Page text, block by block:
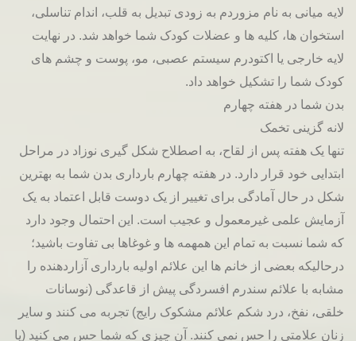
لایه میانی به نام مزوردم به زودی تبدیل به قلب، اندام تناسلی،
استخوان ها، کلیه ها و عضلات کودک شما خواهد شد. در نهایت
لایه خارجی یا اکتودرم سیستم عصبی، مو، پوست و چشم های
کودک شما را تشکیل خواهد داد.
بدن شما در هفته چهارم
لانه گزینی تخمک
تنها یک هفته پس از لقاح، به اصطلاح شکل گیری نوزاد در مراحل
ابتدایی خود قرار دارد. در هفته چهارم بارداری بدن شما به بهترین
شکل در حال آمادگی برای تغییر از یک دوست قابل اعتماد به یک
آزمایش علمی غیرمعمول و عجیب است. این احتمال وجود دارد
که شما نسبت به تمام این همهمه ها و غوغاها بی تفاوت باشید؛
درحالیکه بعضی از خانم ها این علائم اولیه بارداری آزاردهنده را
مشابه با علائم سندرم افسردگی پیش از قاعدگی (نوسانات
خلقی، نفخ، درد شکم علائم مشکوک رایج) تجربه می کنند و سایر
زنان علامتی را حس نمی کنند. آن چیزی که شما حس می کنید (یا